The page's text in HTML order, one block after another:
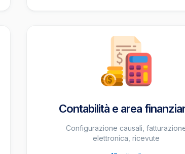
Contabilità e area
Configurazione causali,
elettronica, ricevute